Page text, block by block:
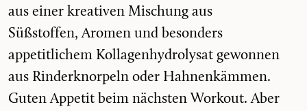
aus einer kreativen Mischung aus
Süßstoffen, Aromen und besonders
appetitlichem Kollagenhydrolysat gewonnen
aus Rinderknorpeln oder Hahnenkämmen.
Guten Appetit beim nächsten Workout. Aber